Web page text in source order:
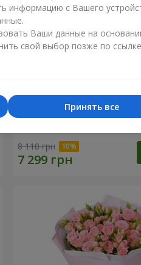
Букет "Сказка моей
8 110 грн
информацию с Вашего
Ваши данные на
свой выбор позже по
Принять все